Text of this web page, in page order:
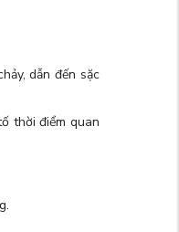
dẫn đến sặc
thời điểm quan